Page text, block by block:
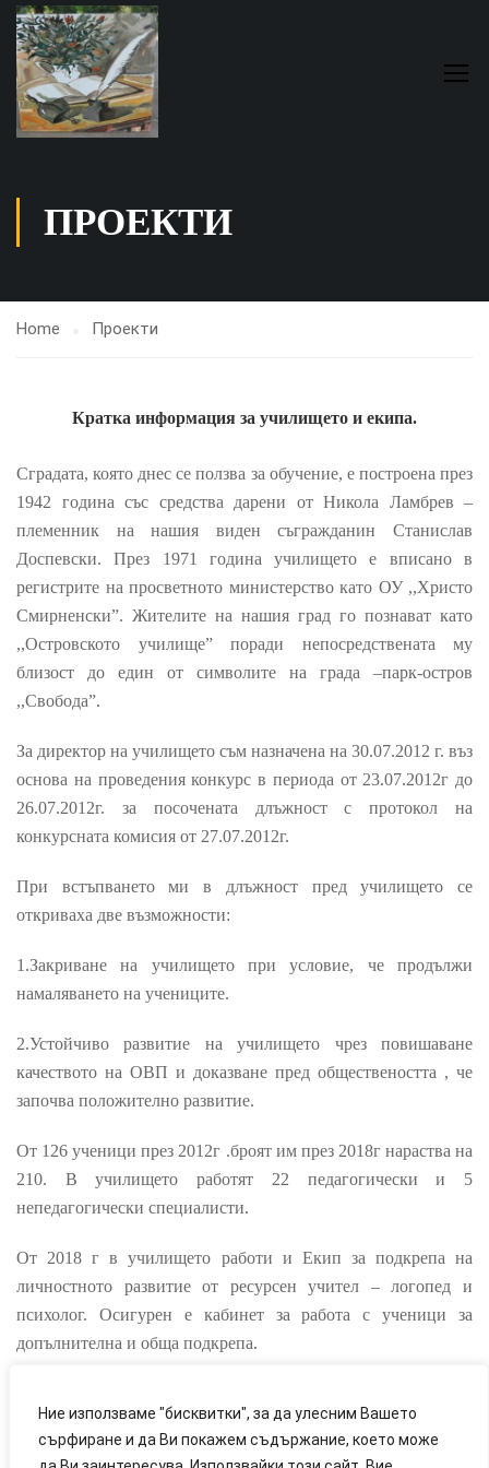
Ние използваме "бисквитки", за да улесним Вашето
сърфиране и да Ви покажем съдържание, което може
ПРОЕКТИ
Home Проекти
Кратка информация за училището и екипа.
Сградата, която днес се ползва за обучение, е построена през
1942 година със средства дарени от Никола Ламбрев –
племенник на нашия виден съгражданин Станислав
Доспевски. През 1971 година училището е вписано в
регистрите на просветното министерство като ОУ ,,Христо
Смирненски”. Жителите на нашия град го познават като
,,Островското училище”поради непосредствената му
близост до един от символите на града –парк-остров
,,Свобода”.
За директор на училището съм назначена на 30.07.2012 г. въз
основа на проведения конкурс в периода от 23.07.2012г до
26.07.2012г. за посочената длъжност с протокол на
конкурсната комисия от 27.07.2012г.
При встъпването ми в длъжност пред училището се
откриваха две възможности:
1.Закриване на училището при условие, че продължи
намаляването на учениците.
2.Устойчиво развитие на училището чрез повишаване
качеството на ОВП и доказване пред обществеността , че
започва положително развитие.
От 126 ученици през 2012г .броят им през 2018г нараства на
210. В училището работят 22 педагогически и 5
непедагогически специалисти.
От 2018 г в училището работи и Екип за подкрепа на
личностното развитие от ресурсен учител – логопед и
психолог. Осигурен е кабинет за работа с ученици за
допълнителна и обща подкрепа.